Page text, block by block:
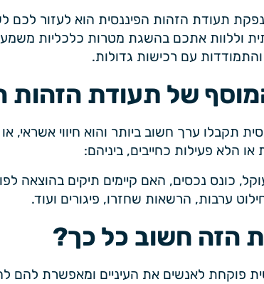
תעודת הזהות הפיננסית הוא לעזור לכם
וללוות אתכם בהשגת מטרות כלכליות
עם רכישות גדולות.
של תעודת הזהות
תקבלו ערך חשוב ביותר והוא חיווי אשראי,
הלא פעילות כחייבים, ביניהם:
ערבות, הרשאות שחזרו, פיגורים ועוד.
הזה חשוב כל כך?
פוקחת לאנשים את העיניים ומאפשרת להם